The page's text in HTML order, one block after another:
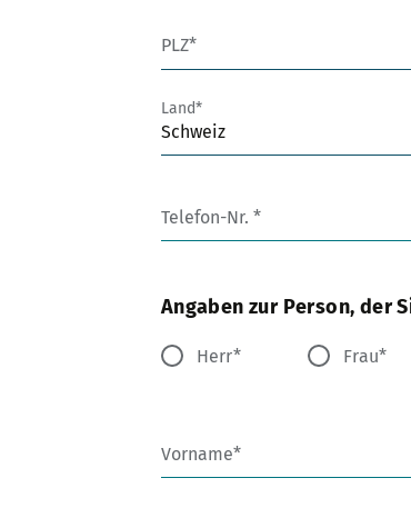
PLZ
Land
Schweiz
Telefon-Nr.
Angaben zur Person, der
Herr Frau
Vorname